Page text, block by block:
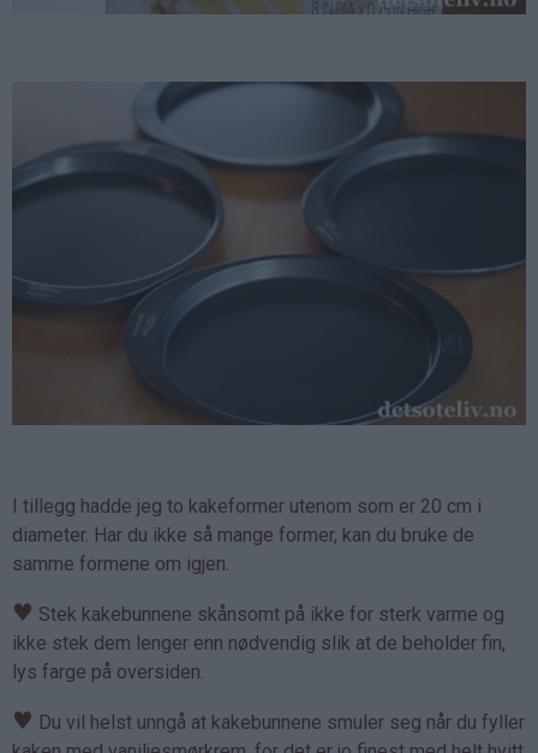
I tillegg hadde jeg to kakeformer utenom som er 20 cm i
diameter. Har du ikke så mange former, kan du bruke de
samme formene om igjen.
♥ Stek kakebunnene skånsomt på ikke for sterk varme og
ikke stek dem lenger enn nødvendig slik at de beholder fin,
lys farge på oversiden.
♥ Du vil helst unngå at kakebunnene smuler seg når du fyller